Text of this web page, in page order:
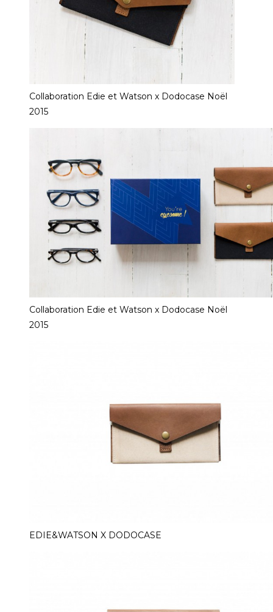
Collaboration Edie et Watson x Dodocase Noël
2015
Collaboration Edie et Watson x Dodocase Noël
2015
EDIE&WATSON X DODOCASE